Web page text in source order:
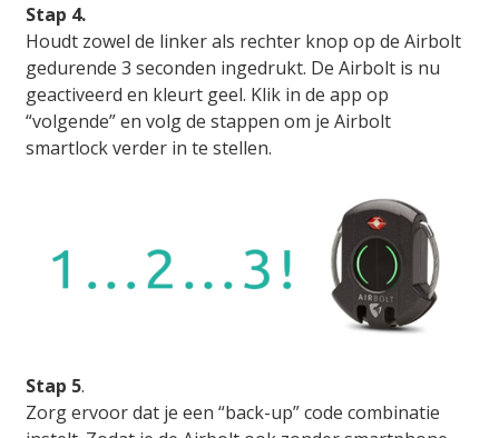
Stap 4.
Houdt zowel de linker als rechter knop op de Airbolt
gedurende 3 seconden ingedrukt. De Airbolt is nu
geactiveerd en kleurt geel. Klik in de app op
“volgende” en volg de stappen om je Airbolt
smartlock verder in te stellen.
Stap 5.
Zorg ervoor dat je een “back-up” code combinatie